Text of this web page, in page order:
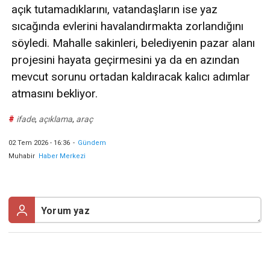
açık tutamadıklarını, vatandaşların ise yaz
sıcağında evlerini havalandırmakta zorlandığını
söyledi. Mahalle sakinleri, belediyenin pazar alanı
projesini hayata geçirmesini ya da en azından
mevcut sorunu ortadan kaldıracak kalıcı adımlar
atmasını bekliyor.
# ifade, açıklama, araç
02 Tem 2026 - 16:36 - Gündem
Muhabir Haber Merkezi